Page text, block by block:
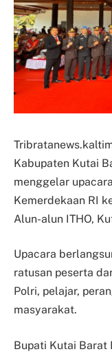
Kabupaten Kutai
menggelar
Kemerdekaan RI
Alun-alun ITHO,
Upacara
ratusan peserta
Polri, pelajar,
masyarakat.
Bupati Kutai Barat